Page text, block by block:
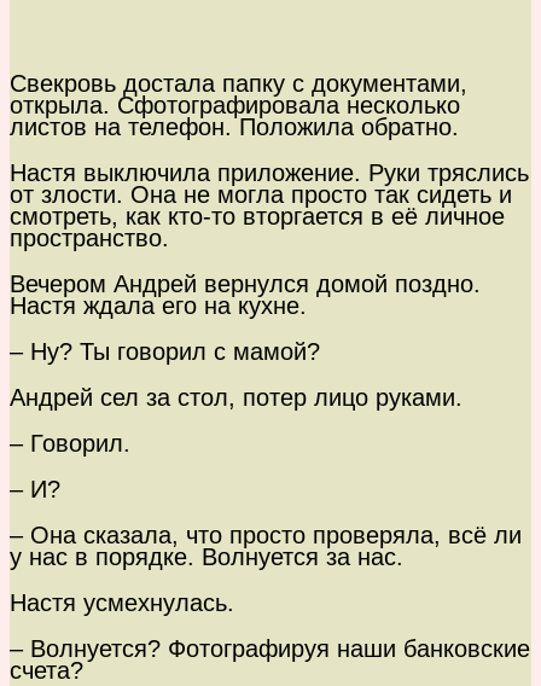
Свекровь достала папку с документами,
открыла. Сфотографировала несколько
листов на телефон. Положила обратно.
Настя выключила приложение. Руки тряслись
от злости. Она не могла просто так сидеть и
смотреть, как кто-то вторгается в её личное
пространство.
Вечером Андрей вернулся домой поздно.
Настя ждала его на кухне.
– Ну? Ты говорил с мамой?
Андрей сел за стол, потер лицо руками.
– Говорил.
– И?
– Она сказала, что просто проверяла, всё ли
у нас в порядке. Волнуется за нас.
Настя усмехнулась.
– Волнуется? Фотографируя наши банковские
счета?